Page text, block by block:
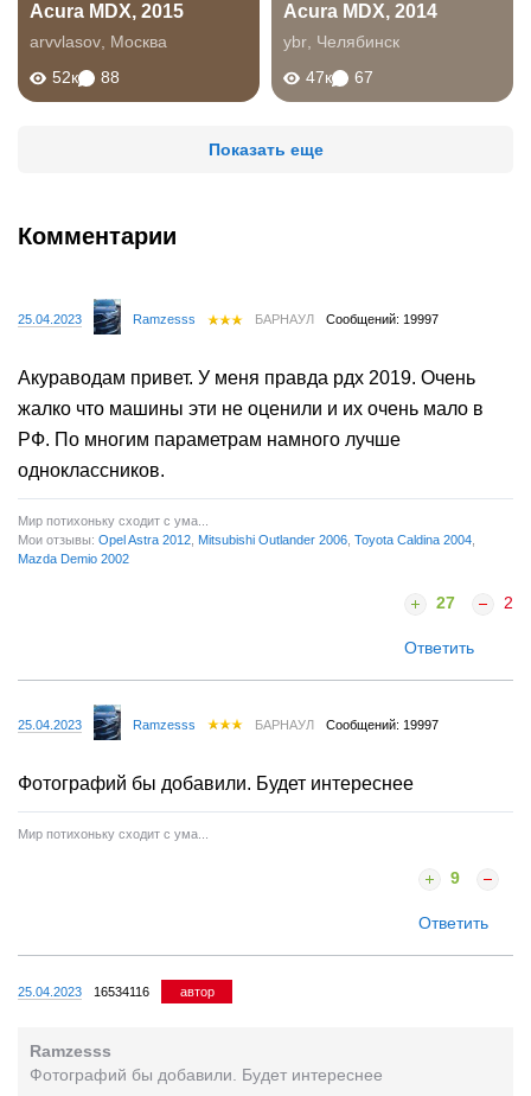
Acura MDX, 2015
arvvlasov Москва
52к
88
Acura MDX, 2014
ybr Челябинск
47к
67
Показать еще
Комментарии
25.04.2023 Ramzesss БАРНАУЛ Сообщений: 19997
Акураводам привет. У меня правда рдх 2019. Очень
жалко что машины эти не оценили и их очень мало в
РФ. По многим параметрам намного лучше
одноклассников.
Мир потихоньку сходит с ума...
Мои отзывы: Opel Astra 2012 Mitsubishi Outlander 2006 Toyota Caldina 2004
Mazda Demio 2002
27 2
Ответить
25.04.2023 Ramzesss БАРНАУЛ Сообщений: 19997
Фотографий бы добавили. Будет интереснее
Мир потихоньку сходит с ума...
9
Ответить
25.04.2023 16534116 автор
Ramzesss
Фотографий бы добавили. Будет интереснее